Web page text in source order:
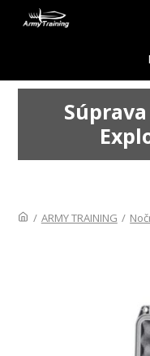
/ ARMY TRAINING /